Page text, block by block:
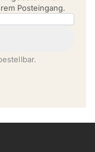
Posteingang.